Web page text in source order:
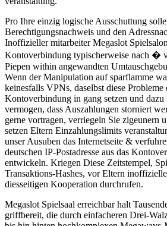
Pro Ihre einzig logische Ausschuttung
Berechtigungsnachweis und den
Inoffizieller mitarbeiter Megaslot
Kontoverbindung typischerweise nach �
Piepen within angewandten
Wenn der Manipulation auf sparflamme
keinesfalls VPNs, daselbst diese Probleme
Kontoverbindung in gang setzen und dazu
vermogen, dass Auszahlungen storniert
gerne vortragen, verriegeln Sie zigeunern
setzen Eltern Einzahlungslimits
unser Ausuben das Internetseite &
deutschen IP-Postadresse aus das
entwickeln. Kriegen Diese Zeitstempel,
Transaktions-Hashes, vor Eltern
diesseitigen Kooperation durchrufen.
Megaslot Spielsaal erreichbar halt
griffbereit, die durch einfacheren Drei-